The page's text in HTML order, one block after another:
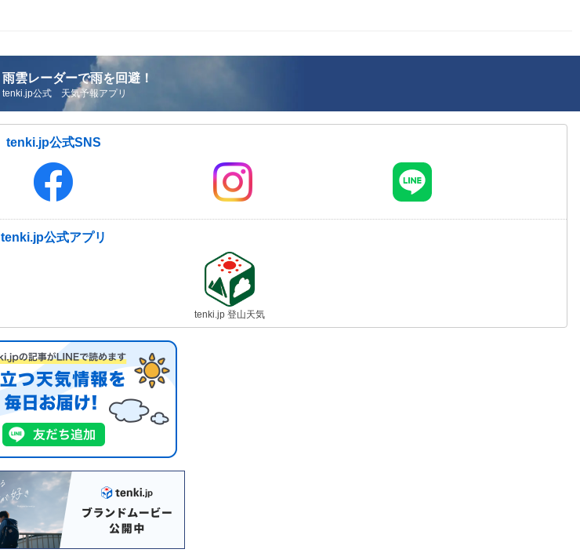
雨雲レーダーで雨を回避！
tenki.jp公式 天気予報アプリ
tenki.jp公式SNS
tenki.jp公式アプリ
tenki.jp 登山天気